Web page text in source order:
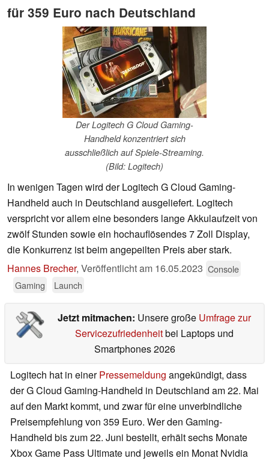
für 359 Euro nach Deutschland
Der Logitech G Cloud Gaming-
Handheld konzentriert sich
ausschließlich auf Spiele-Streaming.
(Bild: Logitech)
In wenigen Tagen wird der Logitech G Cloud Gaming-
Handheld auch in Deutschland ausgeliefert. Logitech
verspricht vor allem eine besonders lange Akkulaufzeit von
zwölf Stunden sowie ein hochauflösendes 7 Zoll Display,
die Konkurrenz ist beim angepeilten Preis aber stark.
Hannes Brecher, Veröffentlicht am 16.05.2023 Console
Gaming
Launch
Jetzt mitmachen: Unsere große Umfrage zur
Servicezufriedenheitbei Laptops und
Smartphones 2026
Logitech hat in einerPressemeldung angekündigt, dass
der G Cloud Gaming-Handheld in Deutschland am 22. Mai
auf den Markt kommt, und zwar für eine unverbindliche
Preisempfehlung von 359 Euro. Wer den Gaming-
Handheld bis zum 22. Juni bestellt, erhält sechs Monate
Xbox Game Pass Ultimate und jeweils ein Monat Nvidia